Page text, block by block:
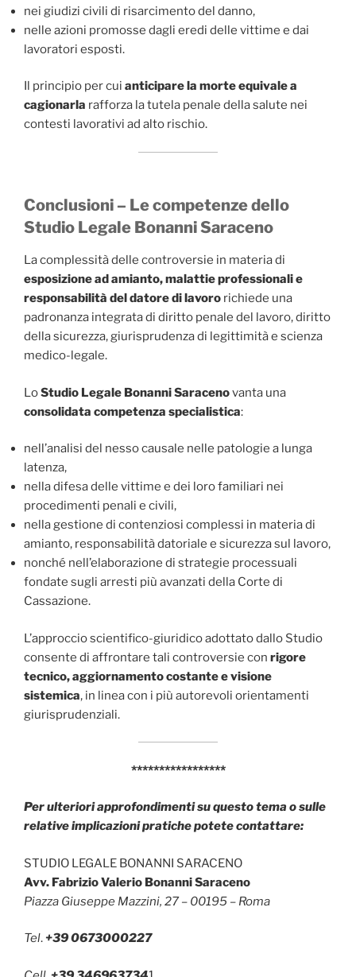
nei giudizi civili di risarcimento del danno,
nelle azioni promosse dagli eredi delle vittime e dai
lavoratori esposti.
Il principio per cui anticipare la morte equivale a
cagionarla rafforza la tutela penale della salute nei
contesti lavorativi ad alto rischio.
Conclusioni – Le competenze dello
Studio Legale Bonanni Saraceno
La complessità delle controversie in materia di
esposizione ad amianto, malattie professionali e
responsabilità del datore di lavoro richiede una
padronanza integrata di diritto penale del lavoro, diritto
della sicurezza, giurisprudenza di legittimità e scienza
medico-legale.
LoStudio Legale Bonanni Saracenovanta una
consolidata competenza specialistica:
nell’analisi del nesso causale nelle patologie a lunga
latenza,
nella difesa delle vittime e dei loro familiari nei
procedimenti penali e civili,
nella gestione di contenziosi complessi in materia di
amianto, responsabilità datoriale e sicurezza sul lavoro,
nonché nell’elaborazione di strategie processuali
fondate sugli arresti più avanzati della Corte di
Cassazione.
L’approccio scientifico-giuridico adottato dallo Studio
consente di affrontare tali controversie con rigore
tecnico, aggiornamento costante e visione
sistemica, in linea con i più autorevoli orientamenti
giurisprudenziali.
*****************
Per ulteriori approfondimenti su questo tema o sulle
relative implicazioni pratiche potete contattare:
STUDIO LEGALE BONANNI SARACENO
Avv. Fabrizio Valerio Bonanni Saraceno
Piazza Giuseppe Mazzini, 27 – 00195 – Roma
Tel.+39 0673000227